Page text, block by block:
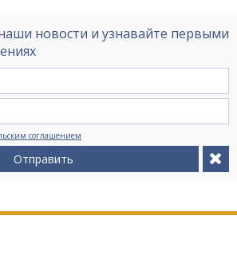
новости и узнавайте первыми
соглашением
Отправить